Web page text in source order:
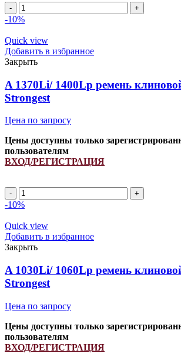
A
1120Li/
ремень
клиновой
INDFORCE
Strongest
quantity
-10%
Quick view
Добавить в избранное
Закрыть
A 1370Li/ 1400Lp ремень
Strongest
Цена по запросу
Цены доступны только
пользователям
ВХОД/РЕГИСТРАЦИЯ
A
1370Li/
ремень
клиновой
INDFORCE
Strongest
quantity
-10%
Quick view
Добавить в избранное
Закрыть
A 1030Li/ 1060Lp ремень
Strongest
Цена по запросу
Цены доступны только
пользователям
ВХОД/РЕГИСТРАЦИЯ